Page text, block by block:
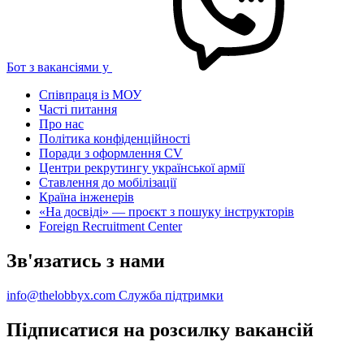
Бот з вакансіями у
Співпраця із МОУ
Часті питання
Про нас
Політика конфіденційності
Поради з оформлення CV
Центри рекрутингу української армії
Ставлення до мобілізації
Країна інженерів
«На досвіді» — проєкт з пошуку інструкторів
Foreign Recruitment Center
Зв'язатись з нами
info@thelobbyx.com Служба підтримки
Підписатися на розсилку вакансій